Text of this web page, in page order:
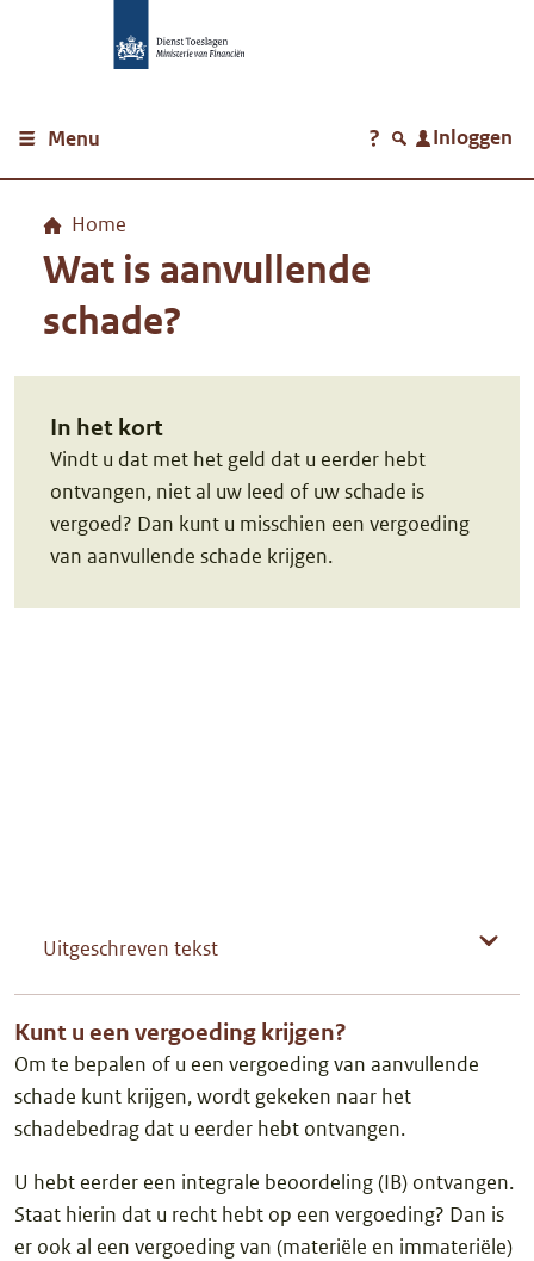
Menu Inloggen
Home
Wat is aanvullende
schade?
In het kort
Vindt u dat met het geld dat u eerder hebt
ontvangen, niet al uw leed of uw schade is
vergoed? Dan kunt u misschien een vergoeding
van aanvullende schade krijgen.
Uitgeschreven tekst
Kunt u een vergoeding krijgen?
Om te bepalen of u een vergoeding van aanvullende
schade kunt krijgen, wordt gekeken naar het
schadebedrag dat u eerder hebt ontvangen.
U hebt eerder een integrale beoordeling (IB) ontvangen.
Staat hierin dat u recht hebt op een vergoeding? Dan is
er ook al een vergoeding van (materiële en immateriële)